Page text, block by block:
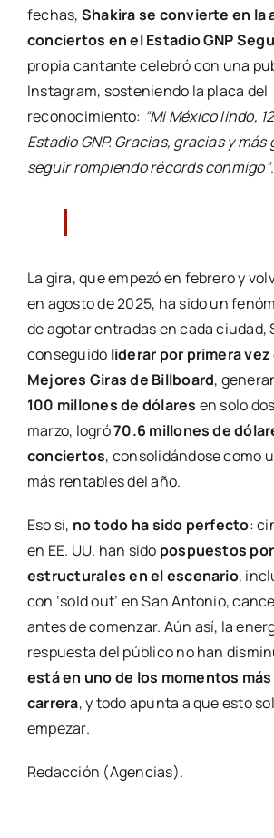
fechas, Shakira se convierte en la
conciertos en el Estadio GNP
propia cantante celebró con una
Instagram, sosteniendo la placa del
reconocimiento: “Mi México lindo,
Estadio GNP. Gracias, gracias y más
seguir rompiendo récords conmigo”.
La gira, que empezó en febrero y
en agosto de 2025, ha sido un
de agotar entradas en cada ciudad,
conseguido liderar por primera
Mejores Giras de Billboard,
100 millones de dólares en solo
marzo, logró70.6 millones de
conciertos, consolidándose como
más rentables del año.
Eso sí, no todo ha sido perfecto:
en EE. UU. han sido pospuestos
estructurales en el escenario,
con ‘sold out’ en San Antonio,
antes de comenzar. Aún así, la
respuesta del público no han
está en uno de los momentos
carrera, y todo apunta a que esto
empezar.
Redacción (Agencias).